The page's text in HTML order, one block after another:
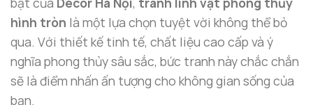
hình tròn là một lựa chọn tuyệt vời không thể bỏ
qua. Với thiết kế tinh tế, chất liệu cao cấp và ý
nghĩa phong thủy sâu sắc, bức tranh này chắc chắn
sẽ là điểm nhấn ấn tượng cho không gian sống của
bạn.